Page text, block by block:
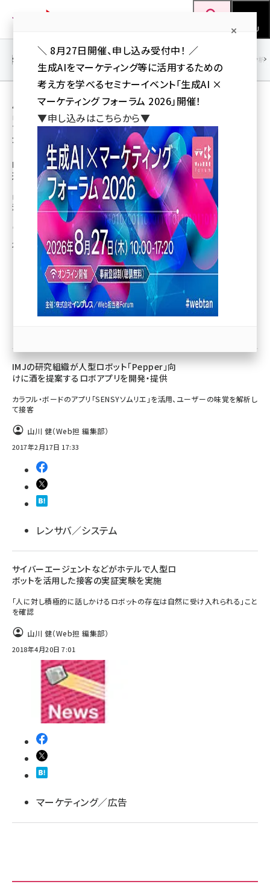
ン
MENU
seo (3538)
ai (2820)
youtube (2444)
note (2322)
セミナー (2315)
z世代 (1629)
meo (1281)
llmo (1167)
SEO アクセス解析／データ分析
用語「人型ロボット」 が使われている記事の一
覧
全 3 記事中 1 ～ 3 を表示中
IMJが交通系ICカードとロボット「Pepper」を
連動させた集客・購入促進サービスを開始
ロボットのコミュニケーションで新しい接点を提供、データのマーケティング
活用も可能
山川 健（Web担 編集部）
2016年9月30日 20:40
IMJの研究組織が人型ロボット「Pepper」向
けに酒を提案するロボアプリを開発・提供
カラフル・ボードのアプリ「SENSYソムリエ」を活用、ユーザーの味覚を解析し
て接客
山川 健（Web担 編集部）
2017年2月17日 17:33
レンサバ／システム
サイバーエージェントなどがホテルで人型ロ
ボットを活用した接客の実証実験を実施
「人に対し積極的に話しかけるロボットの存在は自然に受け入れられる」こと
を確認
山川 健（Web担 編集部）
2018年4月20日 7:01
マーケティング／広告
＼ 8月27日開催、申し込み受付中！ ／
生成AIをマーケティング等に活用するための
考え方を学べるセミナーイベント「生成AI ×
マーケティング フォーラム 2026」開催！
▼申し込みはこちらから▼